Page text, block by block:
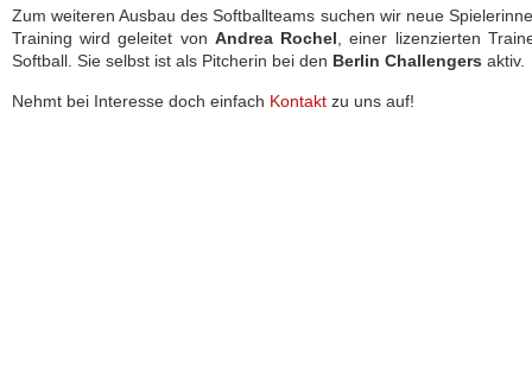
Zum weiteren Ausbau des Softballteams suchen wir neue
Training wird geleitet von Andrea Rochel , einer lizenzierten
Softball. Sie selbst ist als Pitcherin bei den Berlin Challengers aktiv.
Nehmt bei Interesse doch einfach Kontakt zu uns auf!